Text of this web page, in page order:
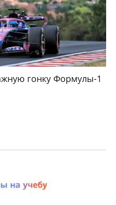
гонку Формулы-1